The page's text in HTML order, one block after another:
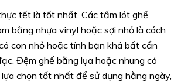
tết là tốt nhất. Các tấm lót ghế
bằng nhựa vinyl hoặc sợi nhỏ là cách
con nhỏ hoặc tính bạn khá bất cẩn
Đệm ghế bằng lụa hoặc nhung có
chọn tốt nhất để sử dụng hằng ngày,